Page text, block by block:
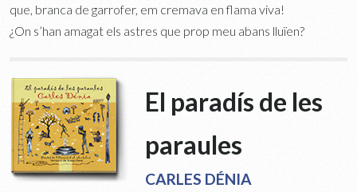
que, branca de garrofer, em cremava en flama viva!
¿On s’han amagat els astres que prop meu abans lluïen?
El paradís de les
paraules
CARLES DÉNIA